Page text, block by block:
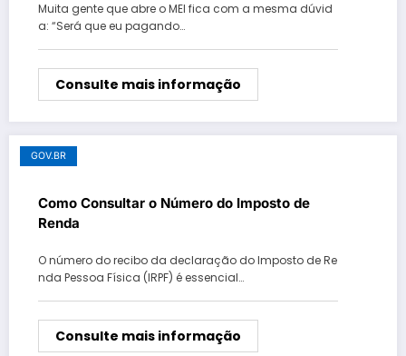
Muita gente que abre o MEI fica com a mesma dúvid
a: “Será que eu pagando…
Consulte mais informação
GOV.BR
Como Consultar o Número do Imposto de
Renda
O número do recibo da declaração do Imposto de Re
nda Pessoa Física (IRPF) é essencial…
Consulte mais informação